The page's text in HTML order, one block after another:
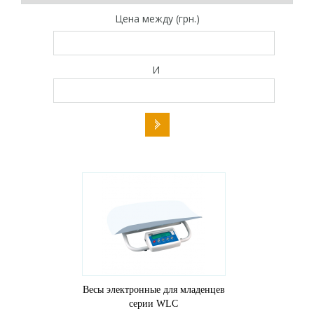
Цена между (грн.)
И
Весы электронные для младенцев
серии WLC